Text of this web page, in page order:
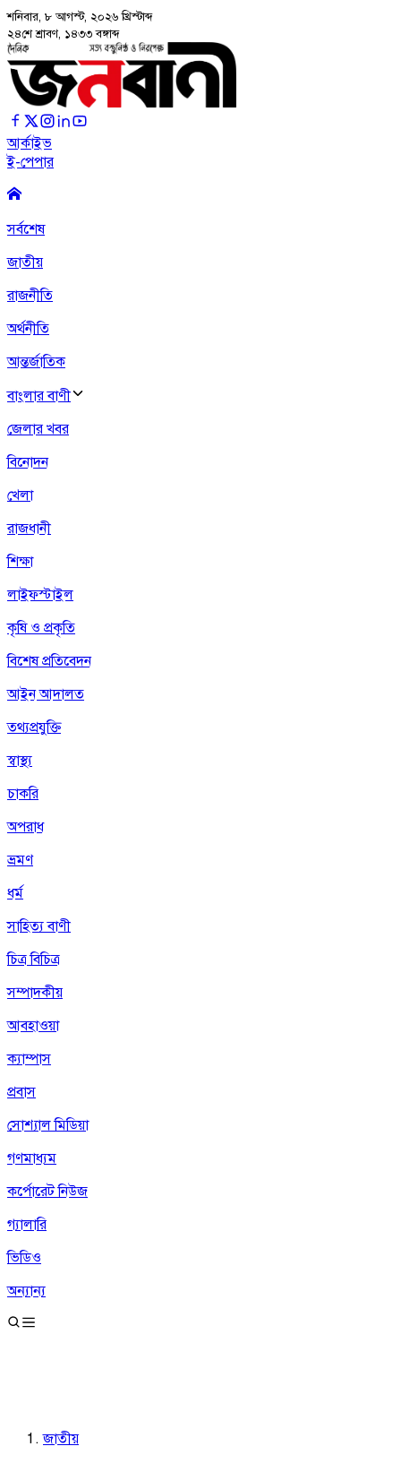
শনিবার, ৮ আগস্ট, ২০২৬ খ্রিস্টাব্দ
২৪শে শ্রাবণ, ১৪৩৩ বঙ্গাব্দ
আর্কাইভ
ই-পেপার
সর্বশেষ
জাতীয়
রাজনীতি
অর্থনীতি
আন্তর্জাতিক
বাংলার বাণী
জেলার খবর
বিনোদন
খেলা
রাজধানী
শিক্ষা
লাইফস্টাইল
কৃষি ও প্রকৃতি
বিশেষ প্রতিবেদন
আইন আদালত
তথ্যপ্রযুক্তি
স্বাস্থ্য
চাকরি
অপরাধ
ভ্রমণ
ধর্ম
সাহিত্য বাণী
চিত্র বিচিত্র
সম্পাদকীয়
আবহাওয়া
ক্যাম্পাস
প্রবাস
সোশ্যাল মিডিয়া
গণমাধ্যম
কর্পোরেট নিউজ
গ্যালারি
ভিডিও
অন্যান্য
জাতীয়